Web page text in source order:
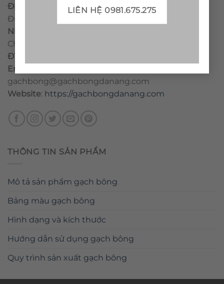
LIÊN HỆ 0981.675.275
Địa chỉ:
CCN Quán Lát, Xã Đức Chánh, Huyện Mộ
Đức, Tỉnh Quảng Ngãi
Nhà máy miền trung:
Chánh, Huyện Mộ Đức, Tỉnh Quảng Ngãi, Việt Nam
ĐT
Email
gachbong@gachbongdanang.com
Website: https://gachbongdanang.com
THÔNG TIN SẢN PHẨM
Mô tả sản phẩm gạch bông
Bảng màu gạch bông
Hình dạng và kích thước
Hướng dẫn sử dụng gạch bông
Quy trình sản xuất gạch bông